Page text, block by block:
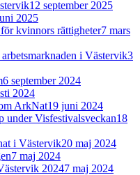
12 september 2025
2025
kvinnors rättigheter7 mars
i Västervik3
6 september 2024
2024
ArkNat19 juni 2024
under Visfestivalsveckan18
i Västervik20 maj 2024
7 maj 2024
20247 maj 2024